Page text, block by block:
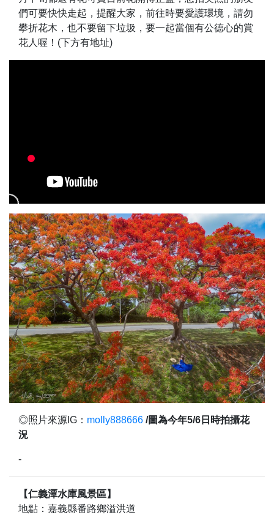
們可要快快走起，提醒大家，前往時要愛護環境，請勿
攀折花木，也不要留下垃圾，要一起當個有公德心的賞
花人喔！(下方有地址)
◎照片來源IG： molly888666 /圖為今年5/6日時拍攝花
況
-
【仁義潭水庫風景區】
地點：嘉義縣番路鄉溢洪道